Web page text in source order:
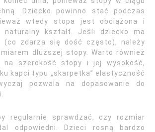
Dziecko powinno stać podczas
wtedy stopa jest obciążona i
naturalny kształt. Jeśli dziecko ma
(co zdarza się dość często), należy
dłuższej stopy. Warto również
na szerokość stopy i jej wysokość,
kapci typu „skarpetka” elastyczność
pozwala na dopasowanie do
regularnie sprawdzać, czy rozmiar
odpowiedni. Dzieci rosną bardzo